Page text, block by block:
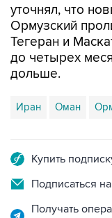
Тегеран и
до четырех
дольше.
Иран Оман
Подписаться
Получать